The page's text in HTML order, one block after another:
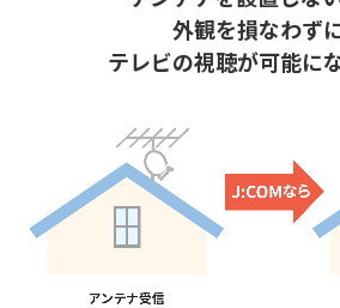
外観を損なわずに
テレビの視聴が可能に